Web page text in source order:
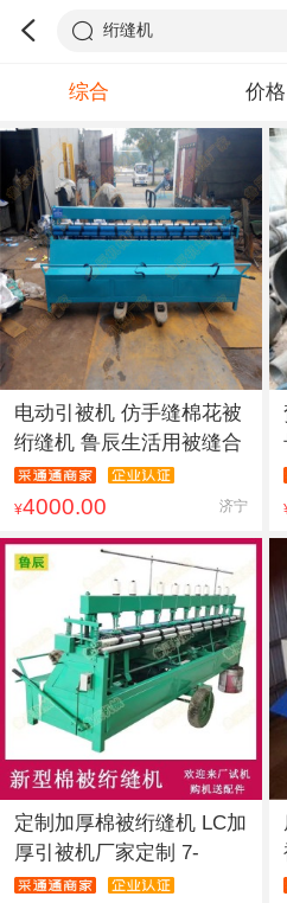
绗缝机
综合 价格
电动引被机 仿手缝棉花被
绗缝机 鲁辰生活用被缝合
¥4000.00 济宁
定制加厚棉被绗缝机 LC加
厚引被机厂家定制 7-